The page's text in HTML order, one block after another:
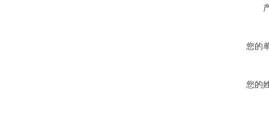
您的
您的